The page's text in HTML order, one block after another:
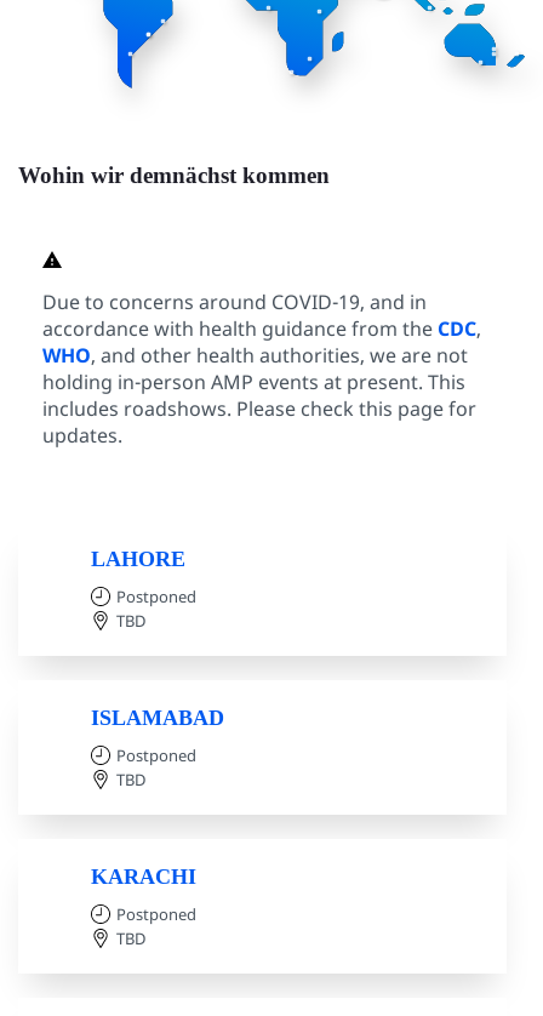
Wohin wir demnächst kommen
Due to concerns around COVID-19, and in
accordance with health guidance from the CDC,
WHO, and other health authorities, we are not
holding in-person AMP events at present. This
includes roadshows. Please check this page for
updates.
LAHORE
Postponed
TBD
ISLAMABAD
Postponed
TBD
KARACHI
Postponed
TBD